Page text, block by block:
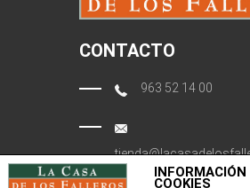
CONTACTO
963 52 14 00
COOKIES